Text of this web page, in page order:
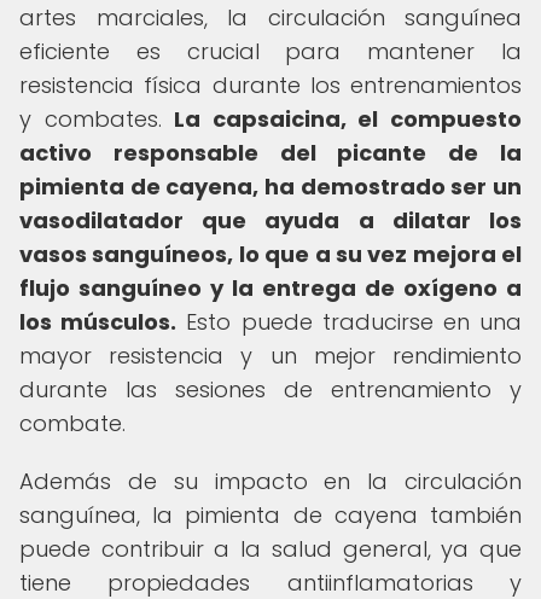
artes marciales, la circulación sanguínea
eficiente es crucial para mantener la
resistencia física durante los entrenamientos
y combates. La capsaicina, el compuesto
activo responsable del picante de la
pimienta de cayena, ha demostrado ser un
vasodilatador que ayuda a dilatar los
vasos sanguíneos, lo que a su vez mejora el
flujo sanguíneo y la entrega de oxígeno a
los músculos. Esto puede traducirse en una
mayor resistencia y un mejor rendimiento
durante las sesiones de entrenamiento y
combate.
Además de su impacto en la circulación
sanguínea, la pimienta de cayena también
puede contribuir a la salud general, ya que
tiene propiedades antiinflamatorias y